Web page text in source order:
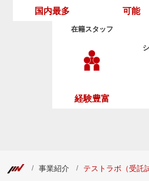
国内最多 可能
在籍スタッフ
経験豊富
事業紹介 テストラボ（受託